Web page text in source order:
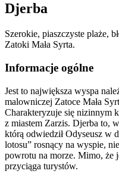
Djerba
Szerokie, piaszczyste plaże,
Zatoki Mała Syrta.
Informacje ogólne
Jest to największa wyspa
malowniczej Zatoce Mała
Charakteryzuje się nizinnym
z miastem Zarzis. Djerba to,
którą odwiedził Odyseusz w
lotosu” rosnący na wyspie,
powrotu na morze. Mimo, że
przyciąga turystów.